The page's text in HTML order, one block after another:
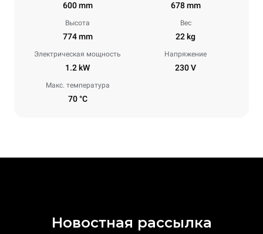
600 mm 678 mm
Высота
774 mm
Вес
22 kg
Электрическая мощность
1.2 kW
Напряжение
230 V
Макс. температура
70 °C
Новостная рассылка